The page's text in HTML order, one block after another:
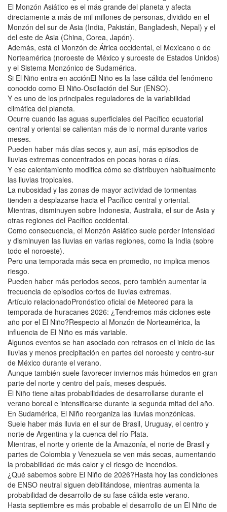
El Monzón Asiático es el más grande del planeta y afecta
directamente a más de mil millones de personas, dividido en el
Monzón del sur de Asia (India, Pakistán, Bangladesh, Nepal) y el
del este de Asia (China, Corea, Japón).
Además, está el Monzón de África occidental, el Mexicano o de
Norteamérica (noroeste de México y suroeste de Estados Unidos)
y el Sistema Monzónico de Sudamérica.
Si El Niño entra en acciónEl Niño es la fase cálida del fenómeno
conocido como El Niño-Oscilación del Sur (ENSO).
Y es uno de los principales reguladores de la variabilidad
climática del planeta.
Ocurre cuando las aguas superficiales del Pacífico ecuatorial
central y oriental se calientan más de lo normal durante varios
meses.
Pueden haber más días secos y, aun así, más episodios de
lluvias extremas concentrados en pocas horas o días.
Y ese calentamiento modifica cómo se distribuyen habitualmente
las lluvias tropicales.
La nubosidad y las zonas de mayor actividad de tormentas
tienden a desplazarse hacia el Pacífico central y oriental.
Mientras, disminuyen sobre Indonesia, Australia, el sur de Asia y
otras regiones del Pacífico occidental.
Como consecuencia, el Monzón Asiático suele perder intensidad
y disminuyen las lluvias en varias regiones, como la India (sobre
todo el noroeste).
Pero una temporada más seca en promedio, no implica menos
riesgo.
Pueden haber más periodos secos, pero también aumentar la
frecuencia de episodios cortos de lluvias extremas.
Artículo relacionadoPronóstico oficial de Meteored para la
temporada de huracanes 2026: ¿Tendremos más ciclones este
año por el El Niño?Respecto al Monzón de Norteamérica, la
influencia de El Niño es más variable.
Algunos eventos se han asociado con retrasos en el inicio de las
lluvias y menos precipitación en partes del noroeste y centro-sur
de México durante el verano.
Aunque también suele favorecer inviernos más húmedos en gran
parte del norte y centro del país, meses después.
El Niño tiene altas probabilidades de desarrollarse durante el
verano boreal e intensificarse durante la segunda mitad del año.
En Sudamérica, El Niño reorganiza las lluvias monzónicas.
Suele haber más lluvia en el sur de Brasil, Uruguay, el centro y
norte de Argentina y la cuenca del río Plata.
Mientras, el norte y oriente de la Amazonía, el norte de Brasil y
partes de Colombia y Venezuela se ven más secas, aumentando
la probabilidad de más calor y el riesgo de incendios.
¿Qué sabemos sobre El Niño de 2026?Hasta hoy las condiciones
de ENSO neutral siguen debilitándose, mientras aumenta la
probabilidad de desarrollo de su fase cálida este verano.
Hasta septiembre es más probable el desarrollo de un El Niño de